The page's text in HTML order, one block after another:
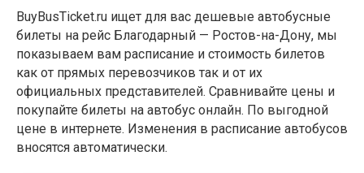
BuyBusTicket.ru ищет для вас дешевые автобусные
билеты на рейс Благодарный — Ростов-на-Дону, мы
показываем вам расписание и стоимость билетов
как от прямых перевозчиков так и от их
официальных представителей. Сравнивайте цены и
покупайте билеты на автобус онлайн. По выгодной
цене в интернете. Изменения в расписание автобусов
вносятся автоматически.